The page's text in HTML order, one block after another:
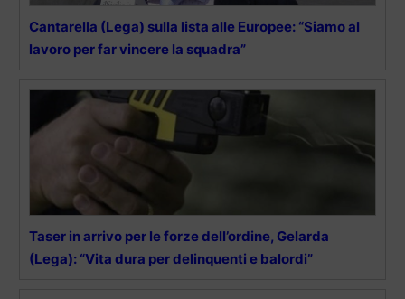
Cantarella (Lega) sulla lista alle Europee: “Siamo al
lavoro per far vincere la squadra”
Taser in arrivo per le forze dell’ordine, Gelarda
(Lega): “Vita dura per delinquenti e balordi”